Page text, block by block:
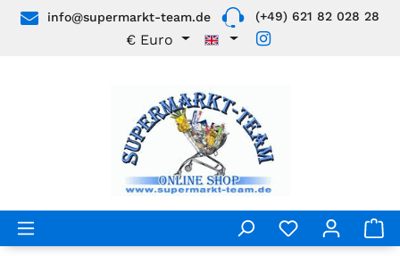
Skip to main content
info@supermarkt-team.de (+49) 621 82 028 28
€ Euro